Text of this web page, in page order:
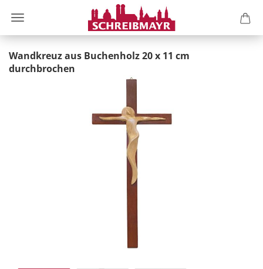
Wandkreuz aus Buchenholz 20 x 11 cm
durchbrochen